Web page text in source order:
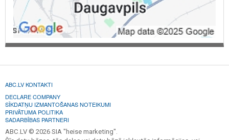
ABC.LV KONTAKTI
DECLARE COMPANY
SĪKDATŅU IZMANTOŠANAS NOTEIKUMI
PRIVĀTUMA POLITIKA
SADARBĪBAS PARTNERI
ABC.LV © 2026 SIA "heise marketing".